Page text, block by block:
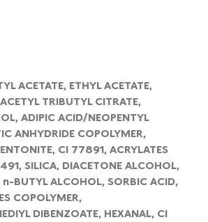
ACETATE, ETHYL ACETATE,
TRIBUTYL CITRATE,
ADIPIC ACID/NEOPENTYL
ANHYDRIDE COPOLYMER,
CI 77891, ACRYLATES
SILICA, DIACETONE ALCOHOL,
n-BUTYL ALCOHOL, SORBIC ACID,
COPOLYMER,
DIBENZOATE, HEXANAL, CI